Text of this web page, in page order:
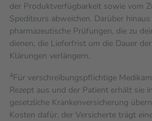
der Produktverfügbarkeit sowie vom
Spediteurs abweichen. Darüber
pharmazeutische Prüfungen, die zu
dienen, die Lieferfrist um die Dauer
Klärungen verlängern.
4Für verschreibungspflichtige
Rezept aus und der Patient erhält sie
gesetzliche Krankenversicherung
Kosten dafür, der Versicherte trägt